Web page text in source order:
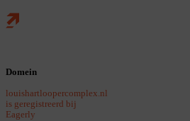
Skip naar main content
Domein
louishartloopercomplex.nl
is geregistreerd bij
Eagerly